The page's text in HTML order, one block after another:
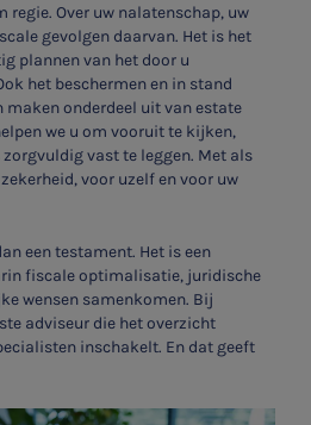
Over uw nalatenschap, uw
gevolgen daarvan. Het is het
plannen van het door u
het beschermen en in stand
maken onderdeel uit van estate
we u om vooruit te kijken,
vast te leggen. Met als
voor uzelf en voor uw
een testament. Het is een
fiscale optimalisatie, juridische
wensen samenkomen. Bij
adviseur die het overzicht
inschakelt. En dat geeft